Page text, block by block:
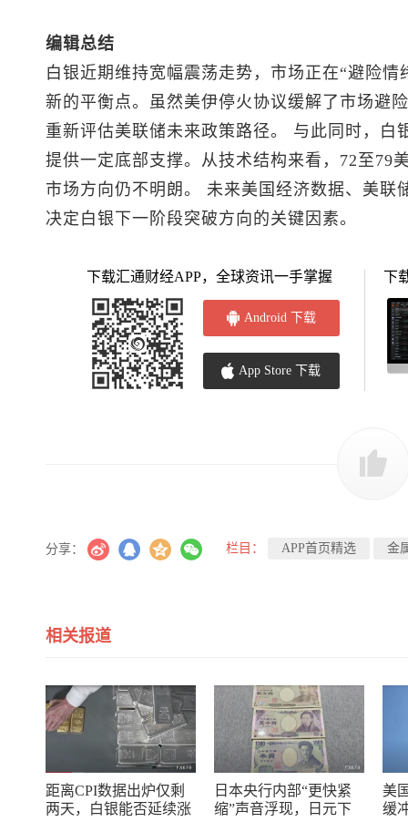
编辑总结
白银近期维持宽幅震荡走势，市场正在“避险
新的平衡点。虽然美伊停火协议缓解了市场避
重新评估美联储未来政策路径。 与此同时，白
提供一定底部支撑。从技术结构来看，72至79
市场方向仍不明朗。 未来美国经济数据、美联
决定白银下一阶段突破方向的关键因素。
下载汇通财经APP，全球资讯一手掌握
Android 下载
App Store 下载
下
分享： 栏目： APP首页精选 金
相关报道
距离CPI数据出炉仅剩
两天，白银能否延续涨
日本央行内部“更快紧
缩”声音浮现，日元下
美
缓